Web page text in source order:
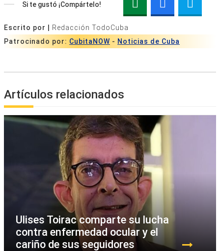
Si te gustó ¡Compártelo!
Escrito por |
Redacción TodoCuba
Patrocinado por: CubitaNOW - Noticias de Cuba
Artículos relacionados
Ulises Toirac comparte su lucha
contra enfermedad ocular y el
cariño de sus seguidores